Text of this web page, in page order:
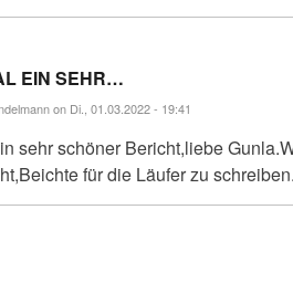
EIN SEHR…
on Di., 01.03.2022 - 19:41
sehr schöner Bericht,liebe
für die Läufer zu